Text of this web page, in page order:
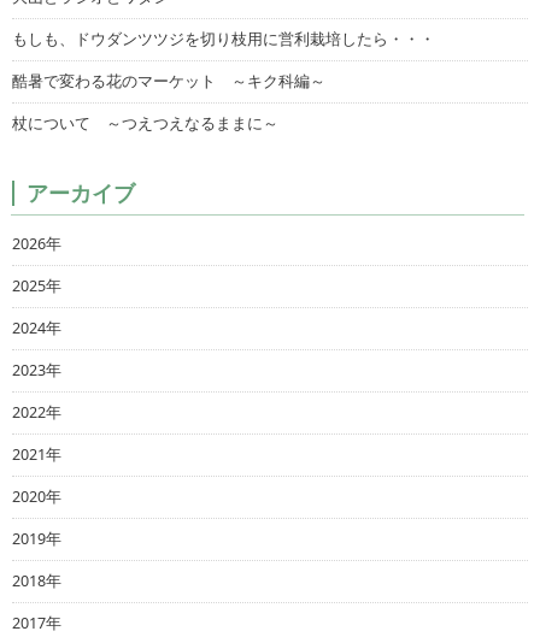
もしも、ドウダンツツジを切り枝用に営利栽培したら・・・
酷暑で変わる花のマーケット ～キク科編～
杖について ～つえつえなるままに～
アーカイブ
2026年
2025年
2024年
2023年
2022年
2021年
2020年
2019年
2018年
2017年